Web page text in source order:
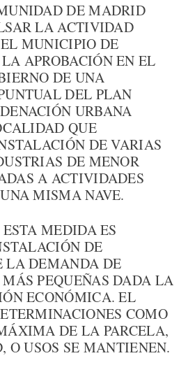
DE MADRID
LA ACTIVIDAD
MUNICIPIO DE
APROBACIÓN EN EL
DE UNA
DEL PLAN
URBANA
QUE
DE VARIAS
DE MENOR
A ACTIVIDADES
MISMA NAVE.
MEDIDA ES
DE
LA DEMANDA DE
PEQUEÑAS DADA LA
ECONÓMICA. EL
COMO
DE LA PARCELA,
USOS SE MANTIENEN.